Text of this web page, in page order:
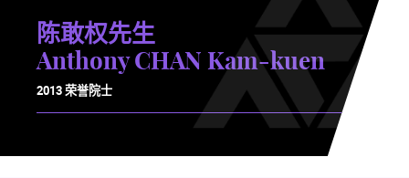
陈敢权先生
Anthony CHAN Kam-kuen
2013 荣誉院士